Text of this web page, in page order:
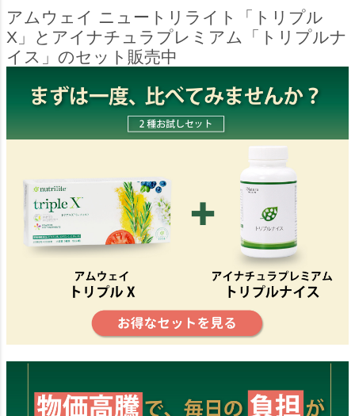
アムウェイ ニュートリライト「トリプル
X」とアイナチュラプレミアム「トリプルナ
イス」のセット販売中